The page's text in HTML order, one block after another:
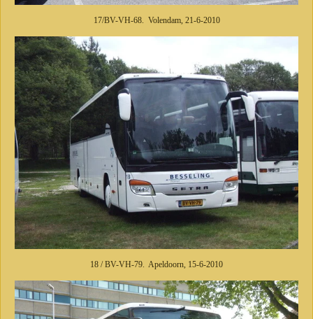
17/BV-VH-68. Volendam, 21-6-2010
18 / BV-VH-79. Apeldoorn, 15-6-2010